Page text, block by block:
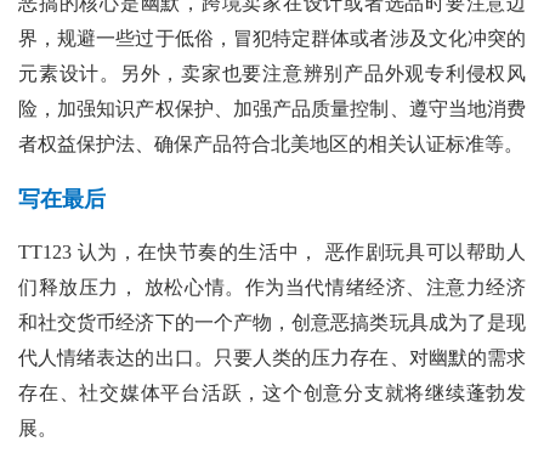
界，规避一些过于低俗，冒犯特定群体或者涉及文化冲突的
元素设计。另外，卖家也要注意辨别产品外观专利侵权风
险，加强知识产权保护、加强产品质量控制、遵守当地消费
者权益保护法、确保产品符合北美地区的相关认证标准等。
写在最后
TT123 认为，在快节奏的生活中， 恶作剧玩具可以帮助人
们释放压力， 放松心情。作为当代情绪经济、注意力经济
和社交货币经济下的一个产物，创意恶搞类玩具成为了是现
代人情绪表达的出口。只要人类的压力存在、对幽默的需求
存在、社交媒体平台活跃，这个创意分支就将继续蓬勃发
展。